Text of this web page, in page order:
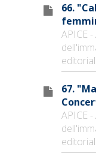
66.
APICE
67.
APICE